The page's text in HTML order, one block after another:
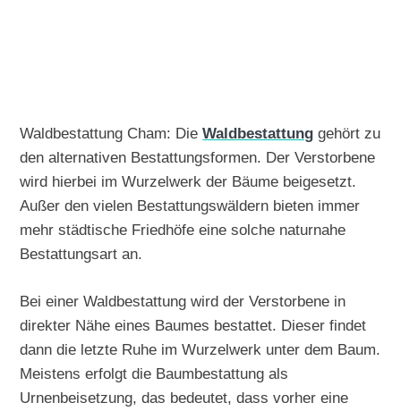
Waldbestattung Cham: DieWaldbestattung gehört zu
den alternativen Bestattungsformen. Der Verstorbene
wird hierbei im Wurzelwerk der Bäume beigesetzt.
Außer den vielen Bestattungswäldern bieten immer
mehr städtische Friedhöfe eine solche naturnahe
Bestattungsart an.
Bei einer Waldbestattung wird der Verstorbene in
direkter Nähe eines Baumes bestattet. Dieser findet
dann die letzte Ruhe im Wurzelwerk unter dem Baum.
Meistens erfolgt die Baumbestattung als
Urnenbeisetzung, das bedeutet, dass vorher eine